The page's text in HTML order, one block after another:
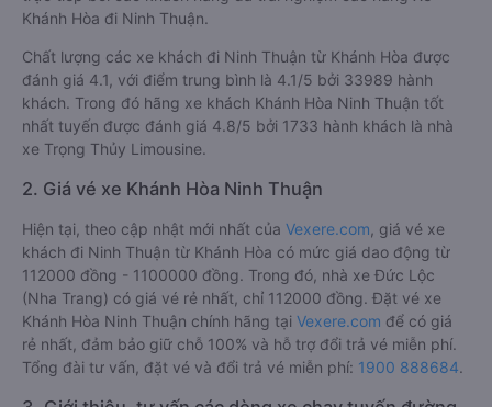
Khánh Hòa đi Ninh Thuận.
Chất lượng các xe khách đi Ninh Thuận từ Khánh Hòa được
đánh giá 4.1, với điểm trung bình là 4.1/5 bởi 33989 hành
khách. Trong đó hãng xe khách Khánh Hòa Ninh Thuận tốt
nhất tuyến được đánh giá 4.8/5 bởi 1733 hành khách là nhà
xe Trọng Thủy Limousine.
2. Giá vé xe Khánh Hòa Ninh Thuận
Hiện tại, theo cập nhật mới nhất của Vexere.com , giá vé xe
khách đi Ninh Thuận từ Khánh Hòa có mức giá dao động từ
112000 đồng - 1100000 đồng. Trong đó, nhà xe Đức Lộc
(Nha Trang) có giá vé rẻ nhất, chỉ 112000 đồng. Đặt vé xe
Khánh Hòa Ninh Thuận chính hãng tại Vexere.com để có giá
rẻ nhất, đảm bảo giữ chỗ 100% và hỗ trợ đổi trả vé miễn phí.
Tổng đài tư vấn, đặt vé và đổi trả vé miễn phí: 1900 888684.